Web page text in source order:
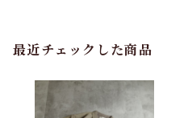
最近チェックした商品